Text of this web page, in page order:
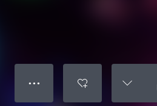
● ● ●